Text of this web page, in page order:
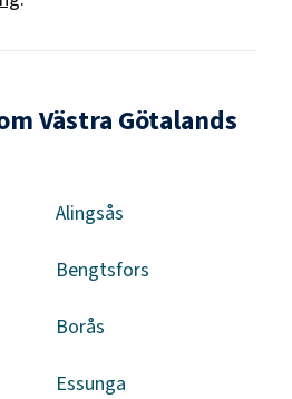
Västra Götalands
Alingsås
Bengtsfors
Borås
Essunga